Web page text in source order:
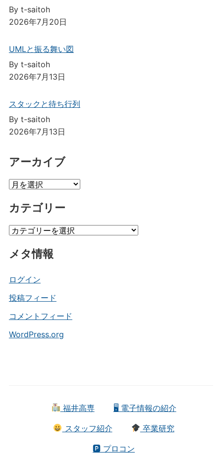
By t-saitoh
2026年7月20日
UMLと振る舞い図
By t-saitoh
2026年7月13日
スタックと待ち行列
By t-saitoh
2026年7月13日
アーカイブ
ア
カ
ブ
カテゴリー
カ
ゴ
ー
メタ情報
ログイン
投稿フィード
コメントフィード
WordPress.org
福井高専 🖥 電子情報の紹介
スタッフ紹介 卒業研究
🅿 プロコン